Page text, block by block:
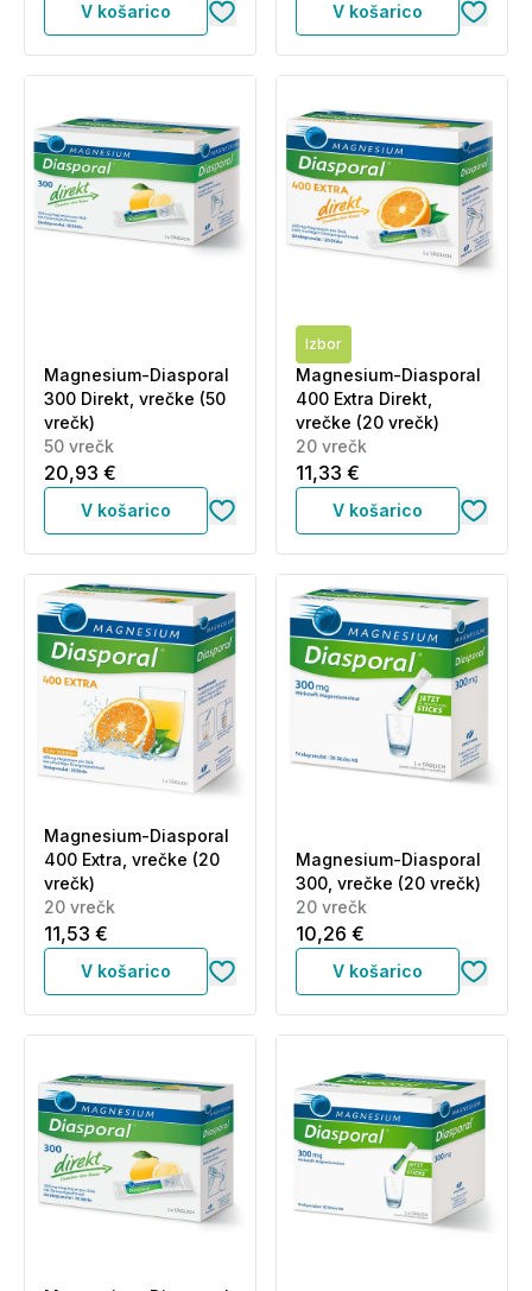
V košarico V košarico
Magnesium-Diasporal
300 Direkt, vrečke (50
vrečk)
50 vrečk
20,93 €
V košarico
Izbor
Magnesium-Diasporal
400 Extra Direkt,
vrečke (20 vrečk)
20 vrečk
11,33 €
V košarico
Magnesium-Diasporal
400 Extra, vrečke (20
vrečk)
20 vrečk
11,53 €
V košarico
Magnesium-Diasporal
300, vrečke (20 vrečk)
20 vrečk
10,26 €
V košarico